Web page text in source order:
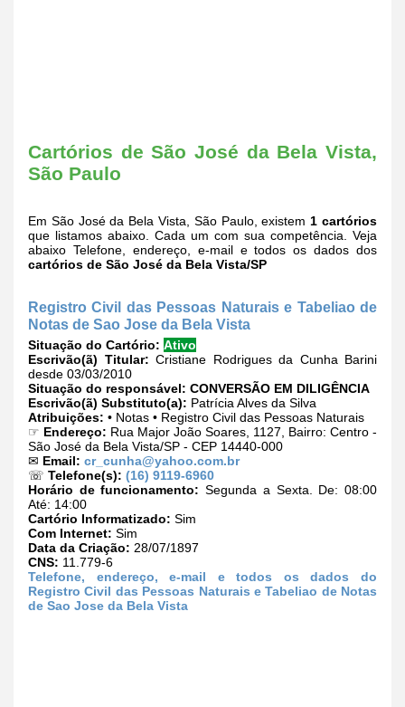
Cartórios de São José da Bela Vista,
São Paulo
Em São José da Bela Vista, São Paulo, existem 1 cartórios
que listamos abaixo. Cada um com sua competência. Veja
abaixo Telefone, endereço, e-mail e todos os dados dos
cartórios de São José da Bela Vista/SP
Registro Civil das Pessoas Naturais e Tabeliao de
Notas de Sao Jose da Bela Vista
Situação do Cartório: Ativo
Escrivão(ã) Titular: Cristiane Rodrigues da Cunha Barini
desde 03/03/2010
Situação do responsável: CONVERSÃO EM DILIGÊNCIA
Escrivão(ã) Substituto(a): Patrícia Alves da Silva
Atribuições: • Notas • Registro Civil das Pessoas Naturais
☞ Endereço: Rua Major João Soares, 1127, Bairro: Centro -
São José da Bela Vista/SP - CEP 14440-000
✉ Email: cr_cunha@yahoo.com.br
☏ Telefone(s): (16) 9119-6960
Horário de funcionamento: Segunda a Sexta. De: 08:00
Até: 14:00
Cartório Informatizado: Sim
Com Internet: Sim
Data da Criação: 28/07/1897
CNS: 11.779-6
Telefone, endereço, e-mail e todos os dados do
Registro Civil das Pessoas Naturais e Tabeliao de Notas
de Sao Jose da Bela Vista